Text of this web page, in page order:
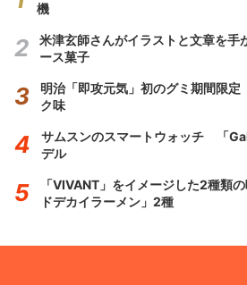
機
米津玄師さんがイラストと文章を手
ース菓子
明治「即攻元気」初のグミ期間限
ク味
サムスンのスマートウォッチ 「
デル
「VIVANT」をイメージした2種類
ドデカイラーメン」2種